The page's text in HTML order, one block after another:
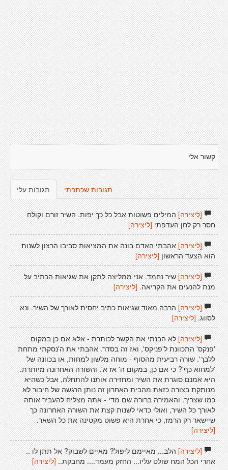
קשור אלי
תגובות עלי תגובות שכתבתי
[ליצירה]המילים פשוטות אבל כל כך יפות. השיר זורם וקולח
חסר רק לחן העדפתי [ליצירה]
[ליצירה]אהבתי האדם בונה את המציאות סביבו הרצון לשנות
הוא הצעד הראשון [ליצירה]
[ליצירה]שיר נחמד. אני ממליצה לתקן את שגיאות הכתיב על
מנת להנעים את הקריאה. [ליצירה]
[ליצירה]הרבה מאוד שגיאות כתיב יחסית לאורך של השיר. ונא
לסווג. [ליצירה]
[ליצירה]לא הבנתי את הקשר לכותרת - אלא אם כן במקום
'פנקס' התכוונת ל'פניקס', ואז זה בסדר. אהבתי את ה'נסקתי מתחת
ללבך'. שורה רביעית מהסוף - מוחה מלשון למחות, או בכוונה של
'למחוא כף'? כי אם כן, במקום ה' אז א'. והשורה האחרונה מיותרת.
היא אמנם סוגרת את השיר ומחזירה אותנו להתחלה, אבל כשהיא
מנותקת בצורה כזאת מהבית האחרון זה נותן הרגשה של חיבור לא
כמו שצריך. והאמירה ברורה שם מדי - אתה מצליח להעביר אותה
לאורך כל השיר, ואולי כדאי לשנות קצת את השורה האחרונה כך
שיישאר רק הרמז, כי אחרת היא פשוט מקטינה את כל השאר.
[ליצירה]
[ליצירה]הלב... מאיימם ליפול? מאיים לשבוק? אל תתן לו ..
אחרי הכל המח שולט עליו... החזק מעמד.... מחבקת.. [ליצירה]